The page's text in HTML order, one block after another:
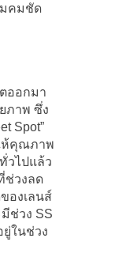
มคมชัด
ออกมา
ภาพ ซึ่ง
Spot”
ห้คุณภาพ
วไปแล้ว
ช่วงลด
องเลนส์
ช่วง SS
ยู่ในช่วง